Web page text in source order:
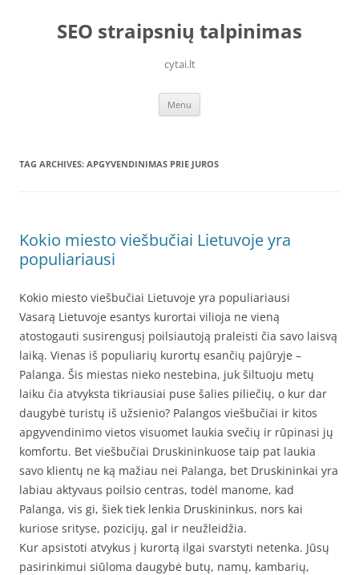
contentSEO straipsnių talpinimas
cytai.lt
Menu
TAG ARCHIVES: APGYVENDINIMAS PRIE JUROS
Kokio miesto viešbučiai Lietuvoje yra
populiariausi
Kokio miesto viešbučiai Lietuvoje yra populiariausi
Vasarą Lietuvoje esantys kurortai vilioja ne vieną
atostogauti susirengusį poilsiautoją praleisti čia savo laisvą
laiką. Vienas iš populiarių kurortų esančių pajūryje –
Palanga. Šis miestas nieko nestebina, juk šiltuoju metų
laiku čia atvyksta tikriausiai puse šalies piliečių, o kur dar
daugybė turistų iš užsienio? Palangos viešbučiai ir kitos
apgyvendinimo vietos visuomet laukia svečių ir rūpinasi jų
komfortu. Bet viešbučiai Druskininkuose taip pat laukia
savo klientų ne ką mažiau nei Palanga, bet Druskininkai yra
labiau aktyvaus poilsio centras, todėl manome, kad
Palanga, vis gi, šiek tiek lenkia Druskininkus, nors kai
kuriose srityse, pozicijų, gal ir neužleidžia.
Kur apsistoti atvykus į kurortą ilgai svarstyti netenka. Jūsų
pasirinkimui siūloma daugybė butų, namų, kambarių,